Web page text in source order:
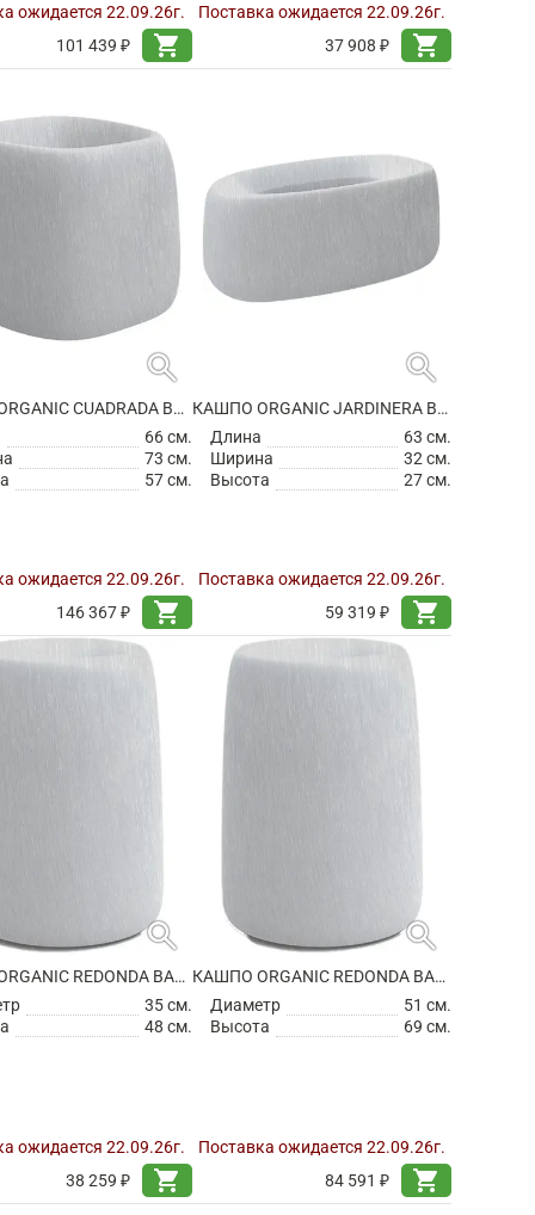
ожидается 22.09.26г.
101 439 ₽
shopping_cart
Поставка ожидается 22.09.26г.
37 908 ₽
shopping_cart
search
КАШПО ORGANIC CUADRADA BASIC SQUARE
66 см.
73 см.
57 см.
ожидается 22.09.26г.
146 367 ₽
shopping_cart
search
КАШПО ORGANIC JARDINERA BASIC RECTANGLE
Длина
63 см.
Ширина
32 см.
Высота
27 см.
Поставка ожидается 22.09.26г.
59 319 ₽
shopping_cart
search
КАШПО ORGANIC REDONDA BASIC ROUND HIGH
35 см.
48 см.
ожидается 22.09.26г.
38 259 ₽
shopping_cart
search
КАШПО ORGANIC REDONDA BASIC ROUND HIGH
Диаметр
51 см.
Высота
69 см.
Поставка ожидается 22.09.26г.
84 591 ₽
shopping_cart